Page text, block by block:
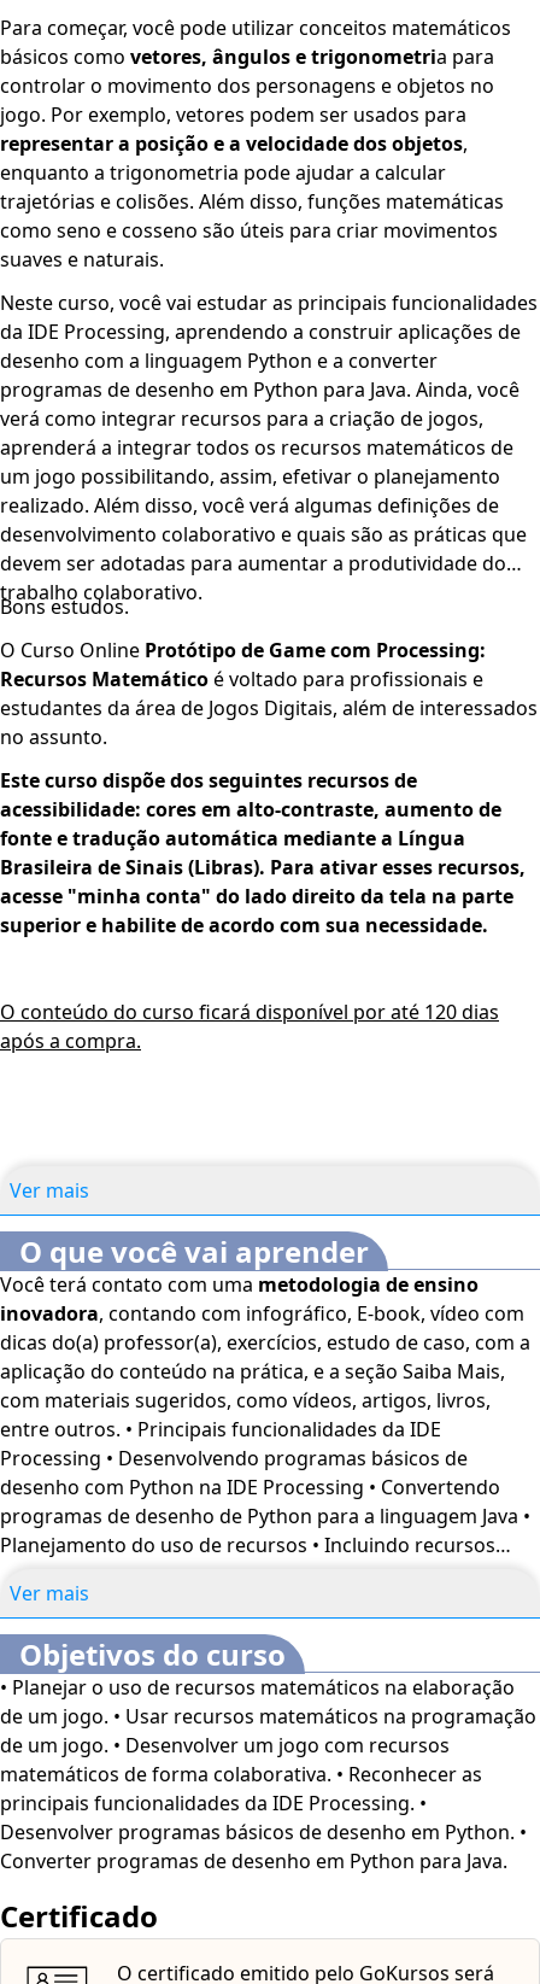
Para começar, você pode utilizar conceitos matemáticos
básicos como vetores, ângulos e trigonometria para
controlar o movimento dos personagens e objetos no
jogo. Por exemplo, vetores podem ser usados para
representar a posição e a velocidade dos objetos,
enquanto a trigonometria pode ajudar a calcular
trajetórias e colisões. Além disso, funções matemáticas
como seno e cosseno são úteis para criar movimentos
suaves e naturais.
Neste curso, você vai estudar as principais funcionalidades
da IDE Processing, aprendendo a construir aplicações de
desenho com a linguagem Python e a converter
programas de desenho em Python para Java. Ainda, você
verá como integrar recursos para a criação de jogos,
aprenderá a integrar todos os recursos matemáticos de
um jogo possibilitando, assim, efetivar o planejamento
realizado. Além disso, você verá algumas definições de
desenvolvimento colaborativo e quais são as práticas que
devem ser adotadas para aumentar a produtividade do
trabalho colaborativo.
Bons estudos.
O Curso Online Protótipo de Game com Processing:
Recursos Matemáticoé voltado para profissionais e
estudantes da área de Jogos Digitais, além de interessados
no assunto.
Este curso dispõe dos seguint­­es recursos de
acessibilidade: cores em alto-contraste, aumento de
fonte e tradução automática mediante a Língua
Brasileira de Sinais (Libras). Para ativar esses recursos,
acesse "minha conta" do lado direito da tela na parte
superior e habilite de acordo com sua necessidade.
O conteúdo do curso ficará disponível por até 120 dias
após a compra.
Ver mais
O que você vai aprender
Você terá contato com uma metodologia de ensino
inovadora, contando com infográfico, E-book, vídeo com
dicas do(a) professor(a), exercícios, estudo de caso, com a
aplicação do conteúdo na prática, e a seção Saiba Mais,
com materiais sugeridos, como vídeos, artigos, livros,
entre outros. • Principais funcionalidades da IDE
Processing • Desenvolvendo programas básicos de
desenho com Python na IDE Processing • Convertendo
programas de desenho de Python para a linguagem Java •
Planejamento do uso de recursos • Incluindo recursos
Ver mais
Objetivos do curso
• Planejar o uso de recursos matemáticos na elaboração
de um jogo. • Usar recursos matemáticos na programação
de um jogo. • Desenvolver um jogo com recursos
matemáticos de forma colaborativa. • Reconhecer as
principais funcionalidades da IDE Processing. •
Desenvolver programas básicos de desenho em Python. •
Converter programas de desenho em Python para Java.
Certificado
O certificado emitido pelo GoKursos será